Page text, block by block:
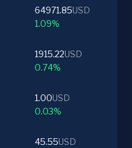
64971.85USD
1.09%
1915.22USD
0.74%
1.00USD
0.03%
45.55USD